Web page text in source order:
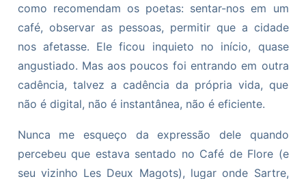
como recomendam os poetas: sentar-nos em um
café, observar as pessoas, permitir que a cidade
nos afetasse. Ele ficou inquieto no início, quase
angustiado. Mas aos poucos foi entrando em outra
cadência, talvez a cadência da própria vida, que
não é digital, não é instantânea, não é eficiente.
Nunca me esqueço da expressão dele quando
percebeu que estava sentado no Café de Flore (e
seu vizinho Les Deux Magots), lugar onde Sartre,